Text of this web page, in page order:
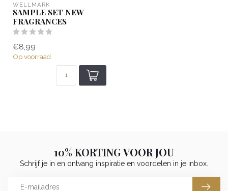
WELLMARK
SAMPLE SET NEW
FRAGRANCES
€8,99
Op voorraad
10% KORTING VOOR JOU
Schrijf je in en ontvang inspiratie en voordelen in je inbox.